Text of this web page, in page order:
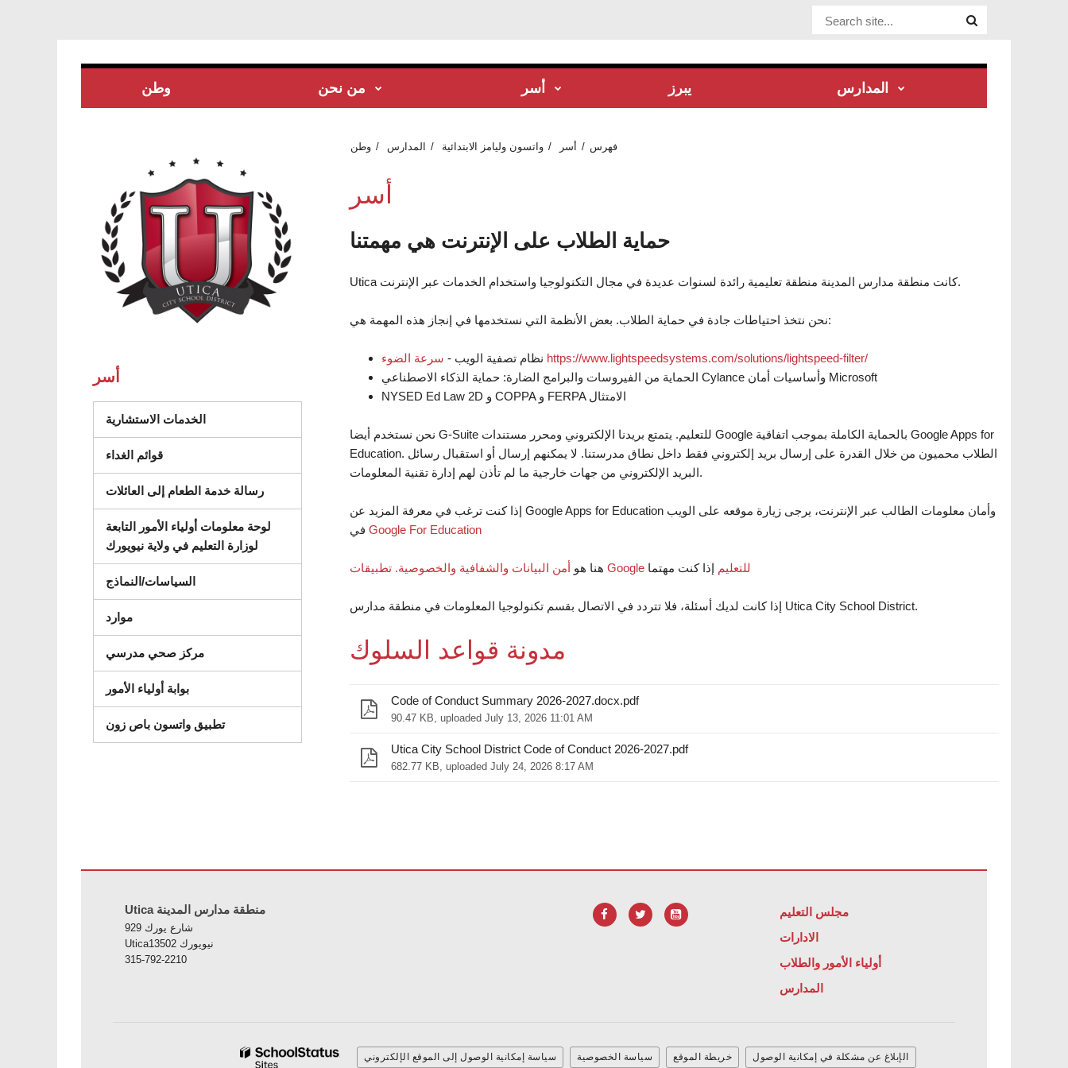
Website Site
وطن من نحن أسر يبرز المدارس
وطن المدارس واتسون وليامز الابتدائية أسر فهرس
أسر
حماية الطلاب على الإنترنت هي مهمتنا
Utica كانت منطقة مدارس المدينة منطقة تعليمية رائدة لسنوات عديدة في مجال التكنولوجيا واستخدام الخدمات عبر الإنترنت.
نحن نتخذ احتياطات جادة في حماية الطلاب. بعض الأنظمة التي نستخدمها في إنجاز هذه المهمة هي:
نظام تصفية الويب - سرعة الضوء https://www.lightspeedsystems.com/solutions/lightspeed-filter/
الحماية من الفيروسات والبرامج الضارة: حماية الذكاء الاصطناعي Cylance وأساسيات أمان Microsoft
NYSED Ed Law 2D و COPPA و FERPA الامتثال
نحن نستخدم أيضا G-Suite للتعليم. يتمتع بريدنا الإلكتروني ومحرر مستندات Google بالحماية الكاملة بموجب اتفاقية Google Apps for
Education. الطلاب محميون من خلال القدرة على إرسال بريد إلكتروني فقط داخل نطاق مدرستنا. لا يمكنهم إرسال أو استقبال رسائل
البريد الإلكتروني من جهات خارجية ما لم تأذن لهم إدارة تقنية المعلومات.
إذا كنت ترغب في معرفة المزيد عن Google Apps for Education وأمان معلومات الطالب عبر الإنترنت، يرجى زيارة موقعه على الويب
Google For Education
هنا هو أمن البيانات والشفافية والخصوصية. تطبيقات Google للتعليم إذا كنت مهتما
إذا كانت لديك أسئلة، فلا تتردد في الاتصال بقسم تكنولوجيا المعلومات في منطقة مدارس Utica City School District.
مدونة قواعد السلوك
Code of Conduct Summary 2026-2027.docx.pdf
90.47 KB, uploaded July 13, 2026 11:01 AM
Utica City School District Code of Conduct 2026-2027.pdf
682.77 KB, uploaded July 24, 2026 8:17 AM
أسر
الخدمات الاستشارية
قوائم الغداء
رسالة خدمة الطعام إلى العائلات
لوحة معلومات أولياء الأمور التابعة
لوزارة التعليم في ولاية نيويورك
السياسات/النماذج
موارد
مركز صحي مدرسي
بوابة أولياء الأمور
تطبيق واتسون باص زون
Utica منطقة مدارس المدينة
929 شارع يورك
Uticaنيويورك 13502
315-792-2210
مجلس التعليم
الادارات
أولياء الأمور والطلاب
المدارس
سياسة إمكانية الوصول إلى الموقع الإلكتروني سياسة الخصوصية خريطة الموقع الإبلاغ عن مشكلة في إمكانية الوصول